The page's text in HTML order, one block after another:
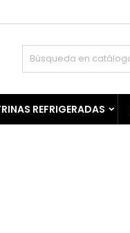
REFRIGERADAS